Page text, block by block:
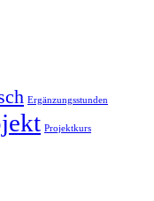
Ergänzungsstunden
Projektkurs